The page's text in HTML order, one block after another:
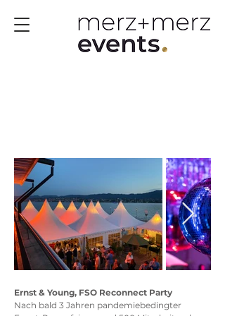
Ernst & Young, FSO Reconnect Party
Nach bald 3 Jahren pandemiebedingter